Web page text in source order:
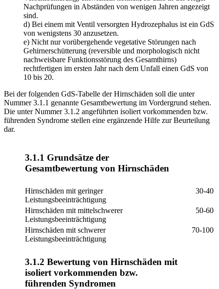
Nachprüfungen in Abständen von wenigen Jahren angezeigt
sind.
d) Bei einem mit Ventil versorgten Hydrozephalus ist ein GdS
von wenigstens 30 anzusetzen.
e) Nicht nur vorübergehende vegetative Störungen nach
Gehirnerschütterung (reversible und morphologisch nicht
nachweisbare Funktionsstörung des Gesamthirns)
rechtfertigen im ersten Jahr nach dem Unfall einen GdS von
10 bis 20.
Bei der folgenden GdS-Tabelle der Hirnschäden soll die unter
Nummer 3.1.1 genannte Gesamtbewertung im Vordergrund stehen.
Die unter Nummer 3.1.2 angeführten isoliert vorkommenden bzw.
führenden Syndrome stellen eine ergänzende Hilfe zur Beurteilung
dar.
3.1.1 Grundsätze der
Gesamtbewertung von Hirnschäden
Hirnschäden mit geringer
Leistungsbeeinträchtigung
30-40
Hirnschäden mit mittelschwerer
Leistungsbeeinträchtigung
50-60
Hirnschäden mit schwerer
Leistungsbeeinträchtigung
70-100
3.1.2 Bewertung von Hirnschäden mit
isoliert vorkommenden bzw.
führenden Syndromen